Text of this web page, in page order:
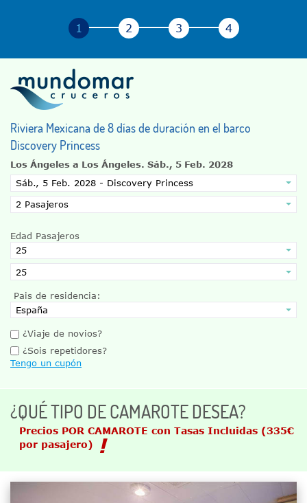
Riviera Mexicana de 8 días de duración en el barco
Discovery Princess
Los Ángeles a Los Ángeles. Sáb., 5 Feb. 2028
Edad Pasajeros
Pais de residencia:
¿Viaje de novios?
¿Sois repetidores?
Tengo un cupón
¿QUÉ TIPO DE CAMAROTE DESEA?
Precios POR CAMAROTE con Tasas Incluidas (335€
por pasajero)